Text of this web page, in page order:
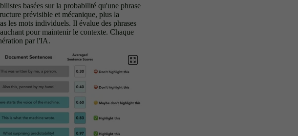
basées sur la probabilité qu'une phrase
prévisible et mécanique, plus la
les mots individuels. Il évalue des phrases
pour maintenir le contexte. Chaque
par l'IA.